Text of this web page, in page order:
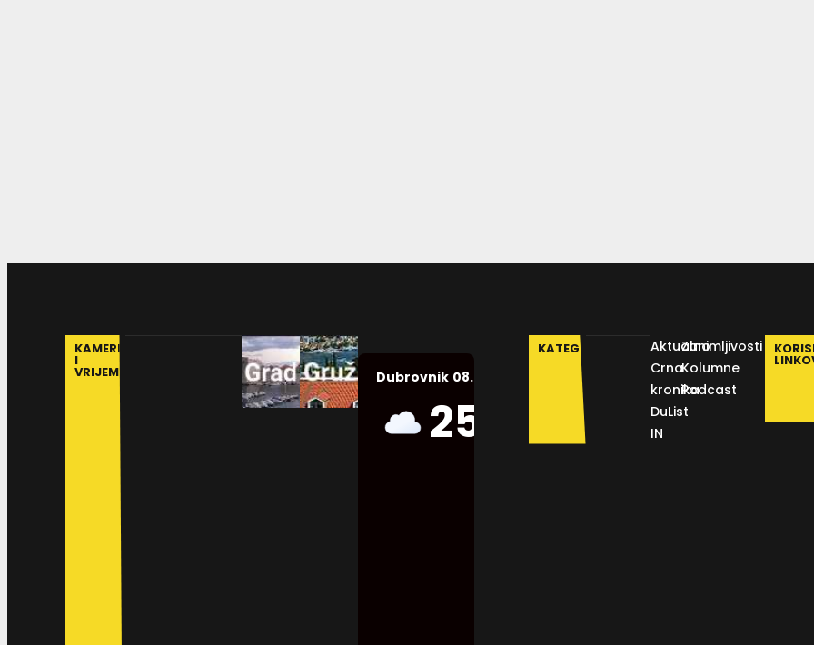
KAMERE
I
VRIJEME Dubrovnik 08.08.2026.
25
Humidity:
KATEGORIJE
Aktualno
Crna
kronika
DuList
IN
Zanimljivosti
Kolumne
Podcast